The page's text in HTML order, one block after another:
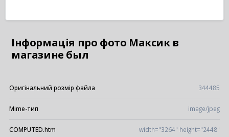
Інформація про фото Максик в
магазине был
Оригінальний розмір файла 344485
Mime-тип image/jpeg
COMPUTED.htm width="3264" height="2448"